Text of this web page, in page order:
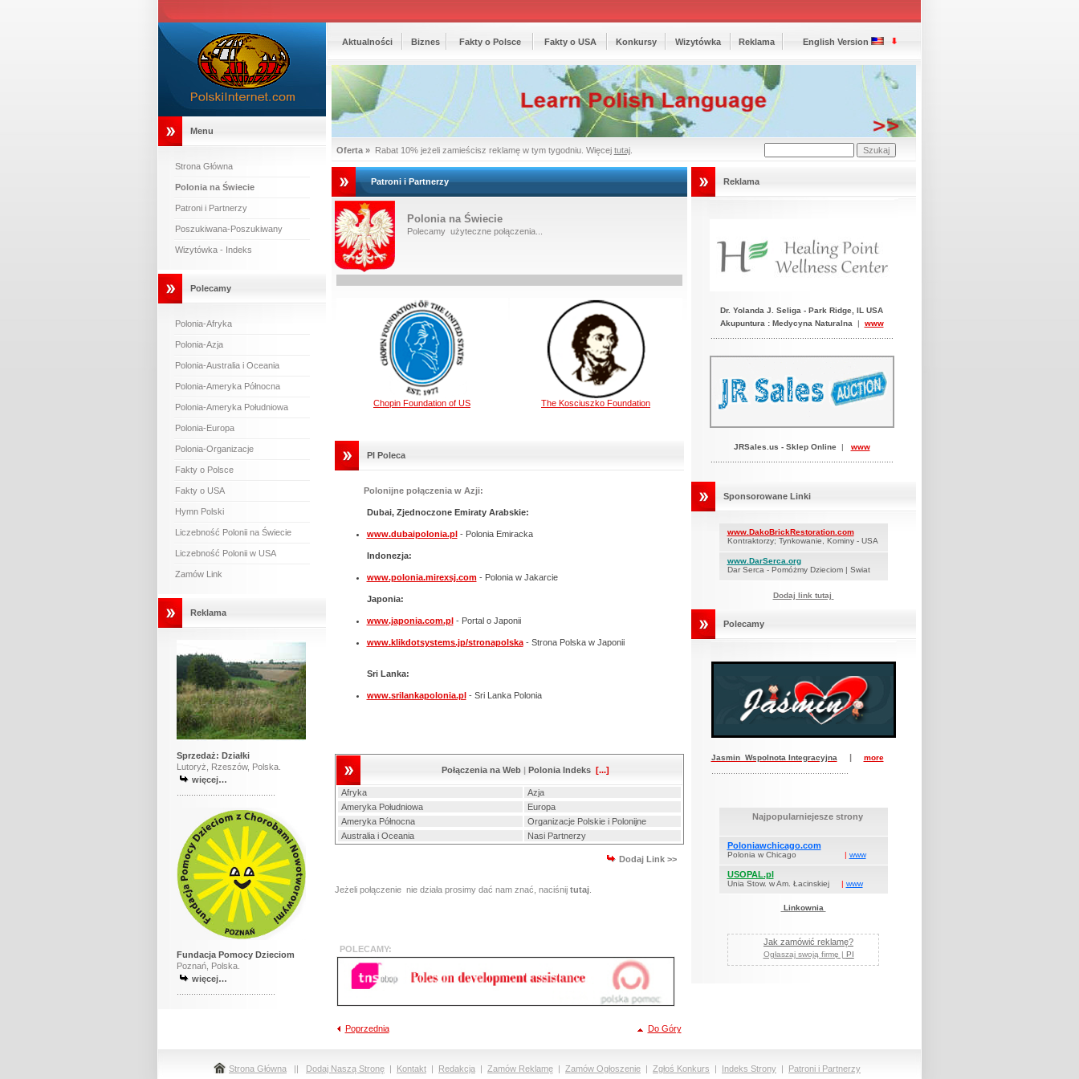
Menu
Strona Główna
Polonia na Świecie
Patroni i Partnerzy
Poszukiwana-Poszukiwany
Wizytówka - Indeks
Polecamy
Polonia-Afryka
Polonia-Azja
Polonia-Australia i Oceania
Polonia-Ameryka Północna
Polonia-Ameryka Południowa
Polonia-Europa
Polonia-Organizacje
Fakty o Polsce
Fakty o USA
Hymn Polski
Liczebność Polonii na Świecie
Liczebność Polonii w USA
Zamów Link
Reklama
Sprzedaż: Działki
Lutoryż, Rzeszów, Polska.
więcej…
Fundacja Pomocy Dzieciom
Poznań, Polska.
więcej…
Aktualności Biznes Fakty o Polsce Fakty o USA Konkursy Wizytówka Reklama English Version
Oferta » Rabat 10% jeżeli zamieścisz reklamę w tym tygodniu. Więcej tutaj.
Patroni i Partnerzy
Polonia na Świecie
Polecamy użyteczne połączenia...
Chopin Foundation of US The Kosciuszko Foundation
PI Poleca
Polonijne połączenia w Azji:
Dubai, Zjednoczone Emiraty Arabskie:
www.dubaipolonia.pl- Polonia Emiracka
Indonezja:
www.polonia.mirexsj.com- Polonia w Jakarcie
Japonia:
www.japonia.com.pl- Portal o Japonii
www.klikdotsystems.jp/stronapolska- Strona Polska w Japonii
Sri Lanka:
www.srilankapolonia.pl- Sri Lanka Polonia
Połączenia na Web | Polonia Indeks [...]
Afryka
Azja
Ameryka Południowa
Europa
Ameryka Północna
Organizacje Polskie i Polonijne
Australia i Oceania
Nasi Partnerzy
Dodaj Link >>
Jeżeli połączenie nie działa prosimy dać nam znać, naciśnij tutaj.
POLECAMY:
Poprzednia Do Góry
Reklama
Dr. Yolanda J. Seliga - Park Ridge, IL USA
Akupuntura : Medycyna Naturalna
| www
JRSales.us -Sklep Online | www
Sponsorowane Linki
www.DakoBrickRestoration.com
Kontraktorzy; Tynkowanie, Kominy - USA
www.DarSerca.org
Dar Serca - Pomóżmy Dzieciom | Swiat
Dodaj link tutaj
Polecamy
Jasmin Wspolnota Integracyjna | more
Najpopularniejesze strony
Poloniawchicago.com
Polonia w Chicago | www
USOPAL.pl
Unia Stow. w Am. Łacinskiej | www
Linkownia
Jak zamówić reklamę?
Ogłaszaj swoją firmę | PI
Strona Główna || Dodaj Naszą Stronę | Kontakt | Redakcja | Zamów Reklamę | Zamów Ogłoszenie | Zgłoś Konkurs | Indeks Strony | Patroni i Partnerzy